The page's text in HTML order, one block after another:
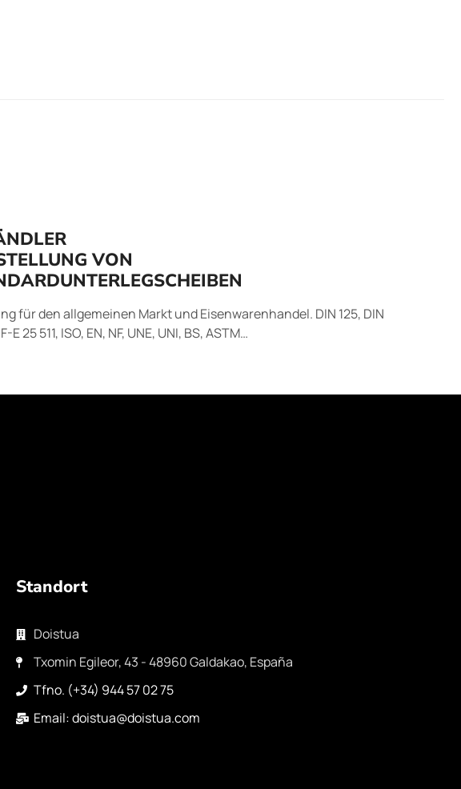
VON
für den allgemeinen Markt und Eisenwarenhandel. DIN 125, DIN
E 25 511, ISO, EN, NF, UNE, UNI, BS, ASTM…
Standort
Doistua
Txomin Egileor, 43 - 48960 Galdakao, España
Tfno. (+34) 944 57 02 75
Email: doistua@doistua.com